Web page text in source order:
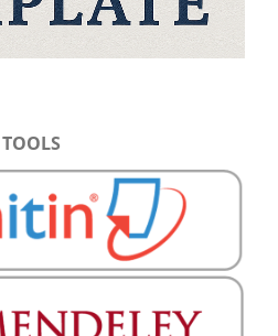
TOOLS